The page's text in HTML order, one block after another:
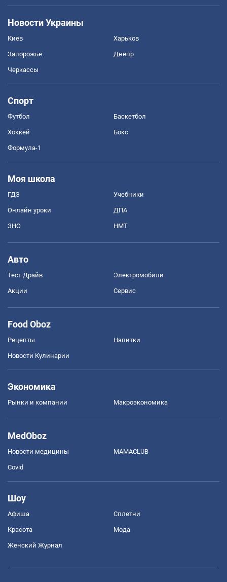
Новости Украины
Киев Харьков
Запорожье Днепр
Черкассы
Спорт
Футбол Баскетбол
Хоккей Бокс
Формула-1
Моя школа
ГДЗ Учебники
Онлайн уроки ДПА
ЗНО НМТ
Авто
Тест Драйв Электромобили
Акции Сервис
Food Oboz
Рецепты Напитки
Новости Кулинарии
Экономика
Рынки и компании Mакроэкономика
MedOboz
Новости медицины MAMACLUB
Covid
Шоу
Афиша Сплетни
Красота Мода
Женский Журнал